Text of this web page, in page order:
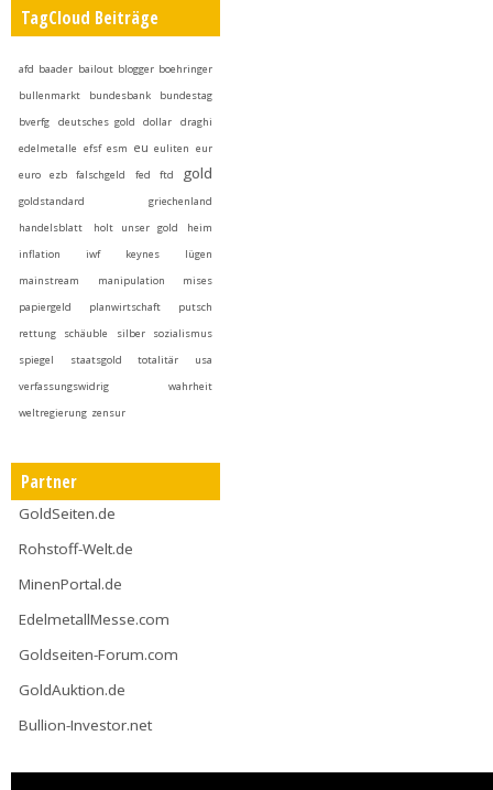
TagCloud Beiträge
afd baader bailout blogger boehringer
bullenmarkt
bundesbank
bundestag
bverfg
deutsches gold dollar
draghi
edelmetalle efsf esm eu euliten eur
euro
ezb falschgeld fed ftd gold
goldstandard
griechenland
handelsblatt
holt unser gold heim
inflation
iwf keynes
lügen
mainstream
manipulation
mises
papiergeld
planwirtschaft
putsch
rettung
schäuble silber
sozialismus
spiegel
staatsgold totalitär
usa
verfassungswidrig
wahrheit
weltregierung zensur
Partner
GoldSeiten.de
Rohstoff-Welt.de
MinenPortal.de
EdelmetallMesse.com
Goldseiten-Forum.com
GoldAuktion.de
Bullion-Investor.net